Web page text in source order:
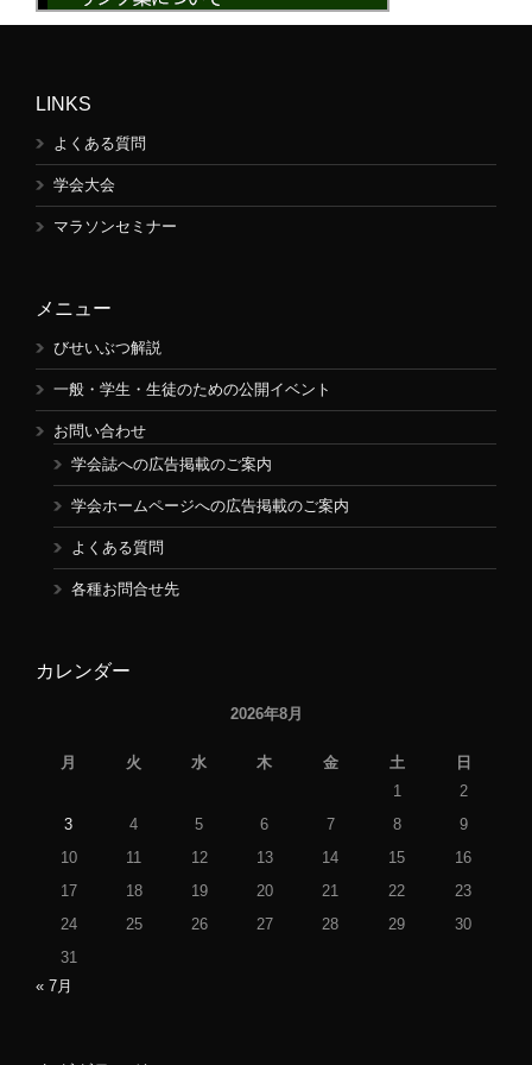
LINKS
よくある質問
学会大会
マラソンセミナー
メニュー
びせいぶつ解説
一般・学生・生徒のための公開イベント
お問い合わせ
学会誌への広告掲載のご案内
学会ホームページへの広告掲載のご案内
よくある質問
各種お問合せ先
カレンダー
2026年8月
月 火 水 木 金 土
日
1
2
3
4 5 6 7 8
9
10
11 12 13 14 15
16
17
18 19 20 21 22
23
24
25 26 27 28 29
30
31
« 7月